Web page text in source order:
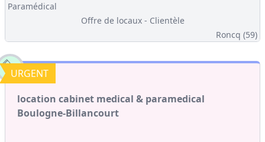
Paramédical
Offre de locaux - Clientèle
Roncq (59)
URGENT
location cabinet medical & paramedical
Boulogne-Billancourt